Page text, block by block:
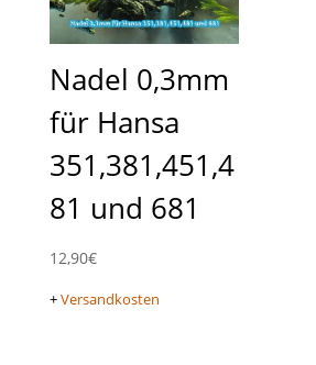
Nadel 0,3mm
für Hansa
351,381,451,4
81 und 681
12,90€
+Versandkosten